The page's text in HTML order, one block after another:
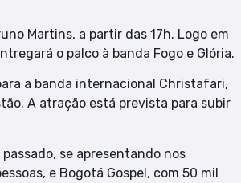
Martins, a partir das 17h. Logo em
o palco à banda Fogo e Glória.
a banda internacional Christafari,
A atração está prevista para subir
se apresentando nos
e Bogotá Gospel, com 50 mil